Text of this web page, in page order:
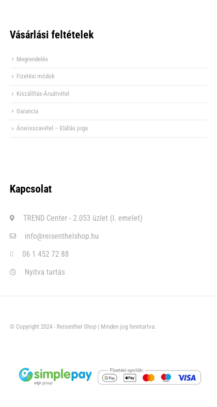
Vásárlási feltételek
Megrendelés
Fizetési módok
Kiszállítás-Áruátvétel
Garancia
Áruvisszavétel – Elállás joga
Kapcsolat
TREND Center - 2.053 üzlet (I. emelet)
info@reisenthelshop.hu
06 1 452 72 88
Nyitva tartás
© Copyright 2024 - Reisenthel Shop | Minden jog fenntartva.